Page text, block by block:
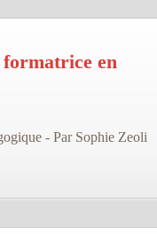
en
- Par Sophie Zeoli